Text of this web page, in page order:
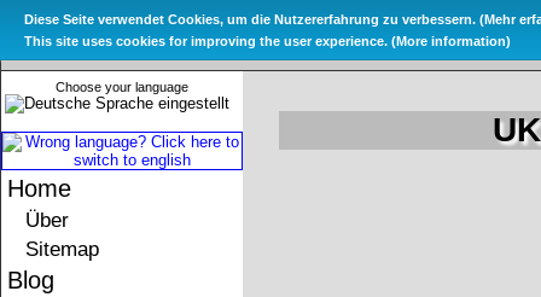
Das
Choose your language
Home
Über
Sitemap
Blog
Diese Seite verwendet Cookies, um die Nutzererfahrung zu verbessern. (Mehr
This site uses cookies for improving the user experience. (More information)